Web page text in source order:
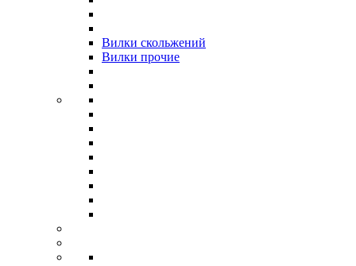
Вилки скольжений
Вилки прочие